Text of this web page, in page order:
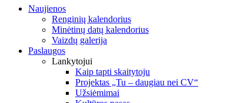
Naujienos
Renginių kalendorius
Minėtinų datų kalendorius
Vaizdų galerija
Paslaugos
Lankytojui
Kaip tapti skaitytoju
Projektas „Tu – daugiau nei CV“
Užsiėmimai